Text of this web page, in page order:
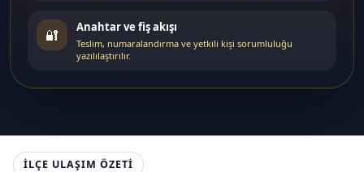
🔐 Anahtar ve fiş akışı
Teslim, numaralandırma ve yetkili kişi sorumluluğu
yazılılaştırılır.
İLÇE ULAŞIM ÖZETI